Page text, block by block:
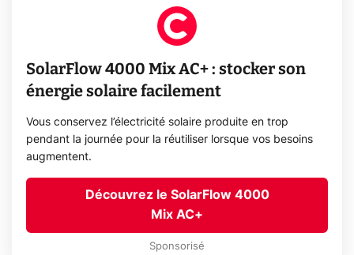
SolarFlow 4000 Mix AC+ : stocker son
énergie solaire facilement
Vous conservez l’électricité solaire produite en trop
pendant la journée pour la réutiliser lorsque vos besoins
augmentent.
Découvrez le SolarFlow 4000
Mix AC+
Sponsorisé